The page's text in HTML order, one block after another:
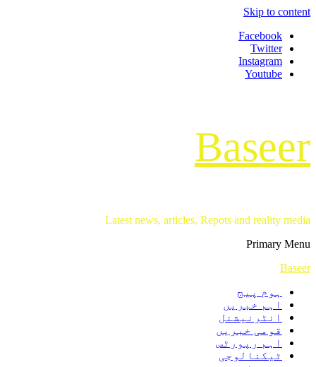
Skip to content
Facebook
Twitter
Instagram
Youtube
Baseer
Latest news, articles, Repots and reality media
Primary Menu
Baseer
ہوم پیج
اہم خبریں
انٹرنیشنل
قومی خبریں
اہم رپورٹس
ٹیکنالوجی